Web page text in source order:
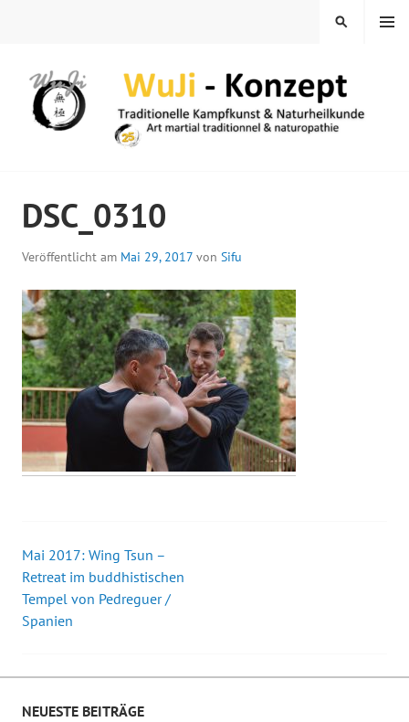
MENÜ
SUCHEN
DSC_0310
Veröffentlicht am Mai 29, 2017 von Sifu
Beitrags-
Navigation
Mai 2017: Wing Tsun –
Retreat im buddhistischen
Tempel von Pedreguer /
Spanien
NEUESTE BEITRÄGE